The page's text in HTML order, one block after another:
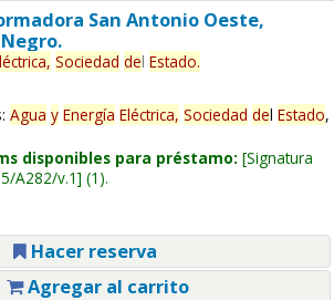
San Antonio Oeste,
Sociedad del Estado.
Agua y Energía Eléctrica, Sociedad del Estado,
disponibles para préstamo: Signatura
A282/v.1 (1).
Hacer reserva
Agregar al carrito